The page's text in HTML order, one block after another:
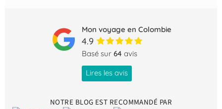
Mon voyage en Colombie
4.9
Basé sur 64 avis
Lires les avis
NOTRE BLOG EST RECOMMANDÉ PAR